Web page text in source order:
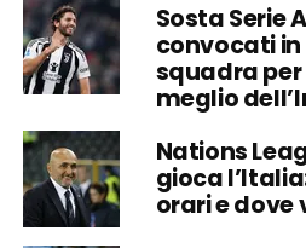
Sosta Serie
convocati
squadra
meglio
Nations
gioca
orari e dove